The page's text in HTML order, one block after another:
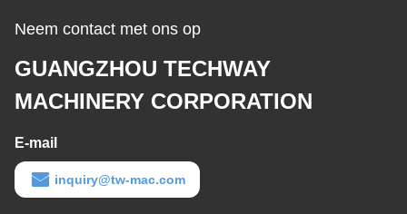
Neem contact met ons op
GUANGZHOU TECHWAY
MACHINERY CORPORATION
E-mail
inquiry@tw-mac.com